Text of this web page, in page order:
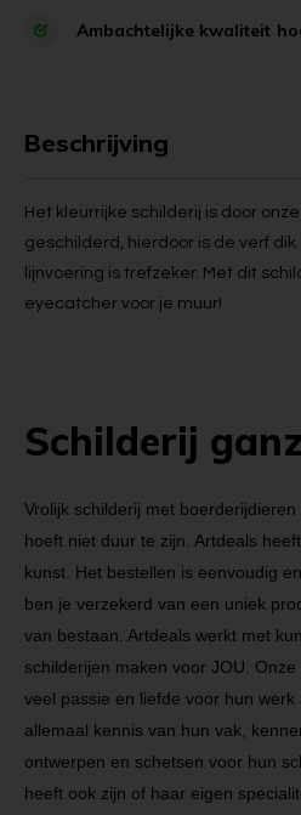
Ambachtelijke kwaliteit
Beschrijving
Het kleurrijke schilderij is door
geschilderd, hierdoor is de verf
lijnvoering is trefzeker. Met dit
eyecatcher voor je muur!
Schilderij
Vrolijk schilderij met
hoeft niet duur te zijn. Artdeals
kunst. Het bestellen is eenvoudig
ben je verzekerd van een uniek
van bestaan. Artdeals werkt met
schilderijen maken voor JOU.
veel passie en liefde voor hun
allemaal kennis van hun vak,
ontwerpen en schetsen voor hun
heeft ook zijn of haar eigen